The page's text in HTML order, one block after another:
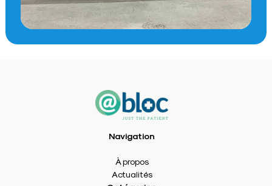
Navigation
À propos
Actualités